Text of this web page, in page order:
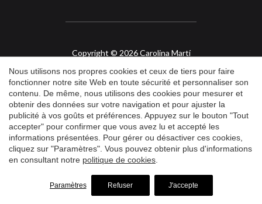
Copyright © 2026 Carolina Martí
Immobilier dans la partie haute de Barcelone
API col. 2421
Avis légal
Politique de Confidentialité
Politique de Cookies
iEstrategic
Nous utilisons nos propres cookies et ceux de tiers pour faire
fonctionner notre site Web en toute sécurité et personnaliser son
contenu. De même, nous utilisons des cookies pour mesurer et
obtenir des données sur votre navigation et pour ajuster la
publicité à vos goûts et préférences. Appuyez sur le bouton "Tout
accepter" pour confirmer que vous avez lu et accepté les
informations présentées. Pour gérer ou désactiver ces cookies,
cliquez sur "Paramètres". Vous pouvez obtenir plus d'informations
en consultant notre politique de cookies
Paramètres Refuser J'accepte